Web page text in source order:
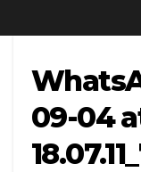
09-04